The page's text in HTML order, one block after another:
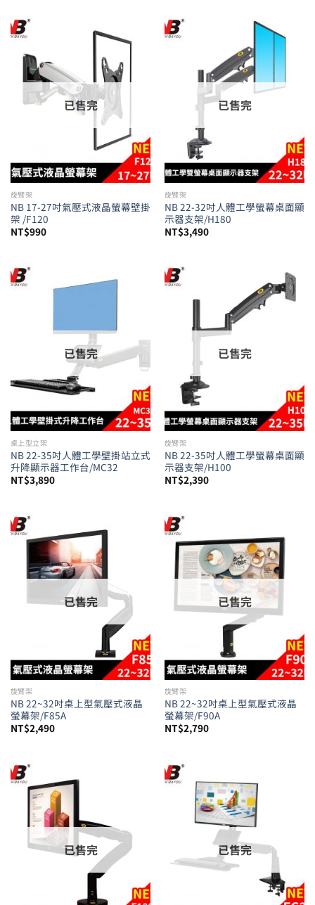
已售完
旋臂架
NB 17-27吋氣壓式液晶螢幕壁掛
架 /F120
NT$990
已售完
旋臂架
NB 22-32吋人體工學螢幕桌面顯
示器支架/H180
NT$3,490
已售完
桌上型立架
NB 22-35吋人體工學壁掛站立式
升降顯示器工作台/MC32
NT$3,890
已售完
旋臂架
NB 22-35吋人體工學螢幕桌面顯
示器支架/H100
NT$2,390
已售完
旋臂架
NB 22~32吋桌上型氣壓式液晶
螢幕架/F85A
NT$2,490
已售完
旋臂架
NB 22~32吋桌上型氣壓式液晶
螢幕架/F90A
NT$2,790
已售完 已售完